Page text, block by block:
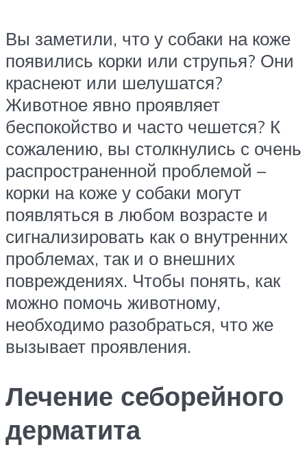
Вы заметили, что у собаки на коже
появились корки или струпья? Они
краснеют или шелушатся?
Животное явно проявляет
беспокойство и часто чешется? К
сожалению, вы столкнулись с очень
распространенной проблемой –
корки на коже у собаки могут
появляться в любом возрасте и
сигнализировать как о внутренних
проблемах, так и о внешних
повреждениях. Чтобы понять, как
можно помочь животному,
необходимо разобраться, что же
вызывает проявления.
Лечение себорейного
дерматита